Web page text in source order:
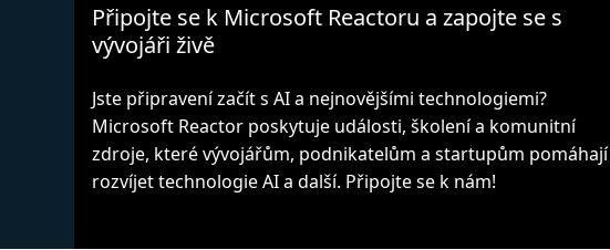
Připojte se k Microsoft Reactoru a zapojte se s
vývojáři živě
Jste připravení začít s AI a nejnovějšími technologiemi?
Microsoft Reactor poskytuje události, školení a komunitní
zdroje, které vývojářům, podnikatelům a startupům pomáhají
rozvíjet technologie AI a další. Připojte se k nám!